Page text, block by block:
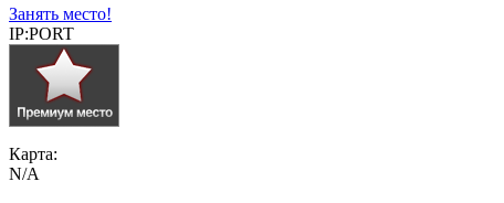
Занять место!
IP:PORT
Карта:
N/A